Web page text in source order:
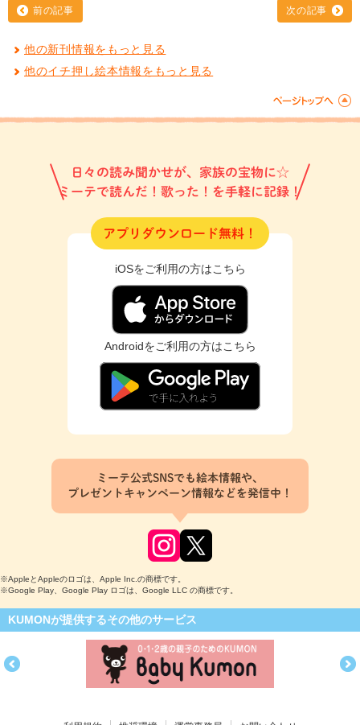
前の記事 次の記事
他の新刊情報をもっと見る
他のイチ押し絵本情報をもっと見る
日々の読み聞かせが、家族の宝物に☆
ミーテで読んだ！歌った！を手軽に記録！
アプリダウンロード無料！
iOSをご利用の方はこちら
Androidをご利用の方はこちら
ミーテ公式SNSでも絵本情報や、
プレゼントキャンペーン情報などを発信中！
※AppleとAppleのロゴは、Apple Inc.の商標です。
※Google Play、Google Play ロゴは、Google LLC の商標です。
KUMONが提供するその他のサービス